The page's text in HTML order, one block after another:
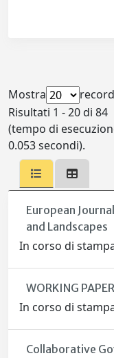
Mostra
Risultati 1 - 20 di 84
(tempo di
0.053 secondi).
European
and Landscapes
In corso di
WORKING
In corso di
Collaborative